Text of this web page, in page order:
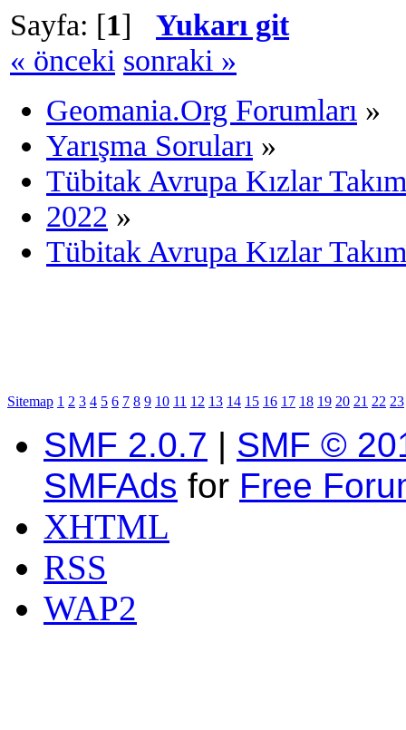
Sayfa: [1] Yukarı git
« önceki sonraki »
Geomania.Org Forumları »
Yarışma Soruları »
Tübitak Avrupa Kızlar
2022 »
Tübitak Avrupa Kızlar
Sitemap 1 2 3 4 5 6 7 8 9 10 11 12 13 14 15 16 17 18 19 20 21 22 23
SMF 2.0.7 | SMF ©
SMFAds for Free
XHTML
RSS
WAP2